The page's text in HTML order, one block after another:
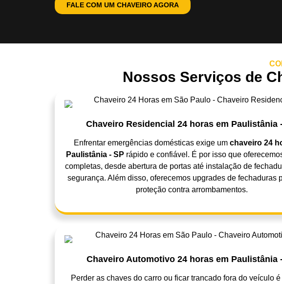
FALE COM UM CHAVEIRO AGORA
Nossos Serviços de
Chaveiro Residencial 24 horas em Paulistânia
Enfrentar emergências domésticas exige um chaveiro 24
Paulistânia - SP rápido e confiável. É por isso que
completas, desde abertura de portas até instalação de
segurança. Além disso, oferecemos upgrades de fechaduras
proteção contra arrombamentos.
Chaveiro Automotivo 24 horas em Paulistânia
Perder as chaves do carro ou ficar trancado fora do veículo